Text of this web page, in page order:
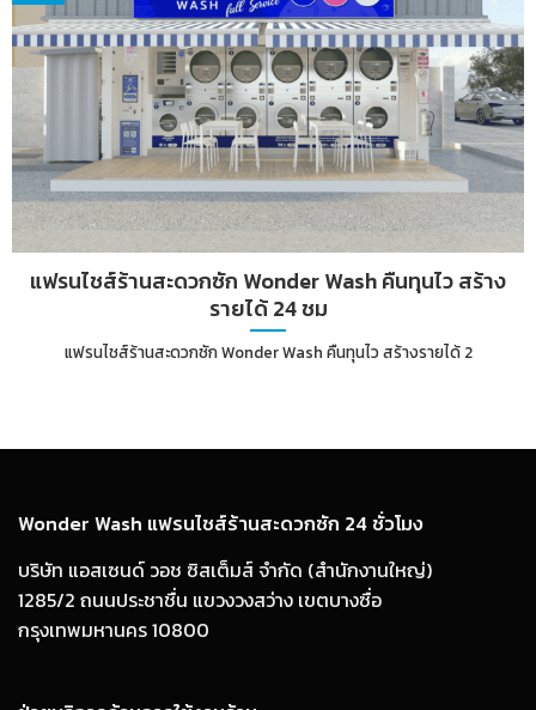
แฟรนไชส์ร้านสะดวกซัก Wonder Wash คืนทุนไว สร้าง
รายได้ 24 ชม
แฟรนไชส์ร้านสะดวกซัก Wonder Wash คืนทุนไว สร้างรายได้ 2
Wonder Wash แฟรนไชส์ร้านสะดวกซัก 24 ชั่วโมง
บริษัท แอสเซนด์ วอช ซิสเต็มส์ จำกัด (สำนักงานใหญ่)
1285/2 ถนนประชาชื่น แขวงวงสว่าง เขตบางซื่อ
กรุงเทพมหานคร 10800